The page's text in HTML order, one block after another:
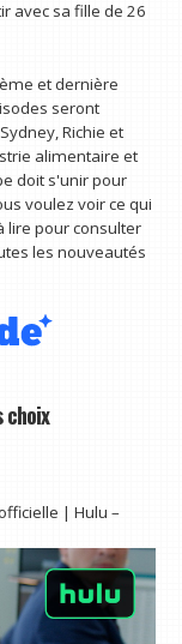
avec sa fille de 26
et dernière
seront
Richie et
alimentaire et
doit s'unir pour
voulez voir ce qui
lire pour consulter
les nouveautés
choix
| Hulu –